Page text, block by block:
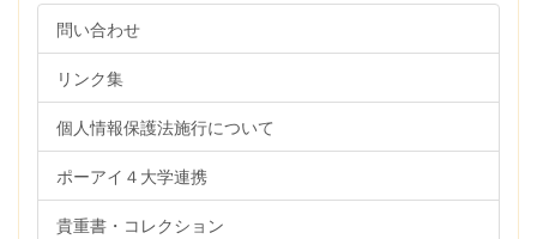
問い合わせ
リンク集
個人情報保護法施行について
ポーアイ４大学連携
貴重書・コレクション